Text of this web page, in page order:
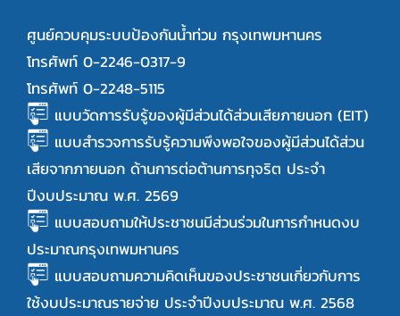
ศูนย์ควบคุมระบบป้องกันน้ำท่วม กรุงเทพมหานคร
โทรศัพท์ 0-2246-0317-9
โทรศัพท์ 0-2248-5115
แบบวัดการรับรู้ของผู้มีส่วนได้ส่วนเสียภายนอก (EIT)
แบบสำรวจการรับรู้ความพึงพอใจของผู้มีส่วนได้ส่วน
เสียจากภายนอก ด้านการต่อต้านการทุจริต ประจำ
ปีงบประมาณ พ.ศ. 2569
แบบสอบถามให้ประชาชนมีส่วนร่วมในการกำหนดงบ
ประมาณกรุงเทพมหานคร
แบบสอบถามความคิดเห็นของประชาชนเกี่ยวกับการ
ใช้งบประมาณรายจ่าย ประจำปีงบประมาณ พ.ศ. 2568